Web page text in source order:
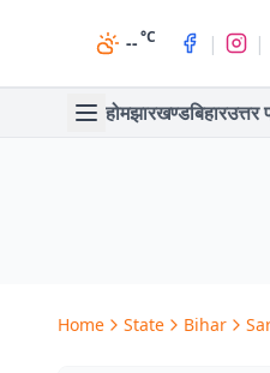
--°C | |
होमझारखण्डबिहारउत्तर
Home State Bihar